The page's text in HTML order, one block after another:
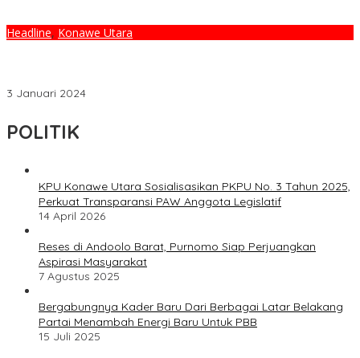
Headline, Konawe Utara
3 Januari 2024
POLITIK
KPU Konawe Utara Sosialisasikan PKPU No. 3 Tahun 2025,
Perkuat Transparansi PAW Anggota Legislatif
14 April 2026
Reses di Andoolo Barat, Purnomo Siap Perjuangkan
Aspirasi Masyarakat
7 Agustus 2025
Bergabungnya Kader Baru Dari Berbagai Latar Belakang
Partai Menambah Energi Baru Untuk PBB
15 Juli 2025